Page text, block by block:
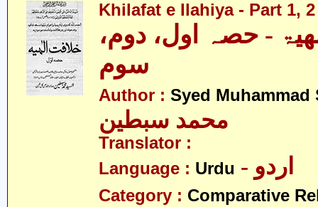
Khilafat e Ilahiya - Part 1,
- حصہ اول، دوم،
سوم
Author : Syed Muhammad
محمد سبطین
Translator :
Language : Urdu - اردو
Category : Comparative